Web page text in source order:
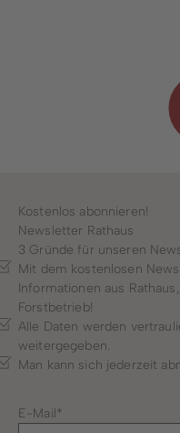
Kostenlos abonnieren!
Newsletter Rathaus
3 Gründe für unseren
Mit dem kostenlosen
Informationen aus
Forstbetrieb!
Alle Daten werden
weitergegeben.
Man kann sich jederzeit
E-Mail*